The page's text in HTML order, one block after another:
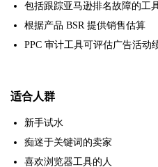
包括跟踪亚马逊排名故障的工
根据产品 BSR 提供销售估算
PPC 审计工具可评估广告活动
适合人群
新手试水
痴迷于关键词的卖家
喜欢浏览器工具的人